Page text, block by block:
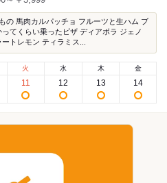
の 馬肉カルパッチョ フルーツと生ハム ブ
てくらい乗ったピザ ディアボラ ジェノ
トレモン ティラミス...
火
11
水
12
木
13
金
14